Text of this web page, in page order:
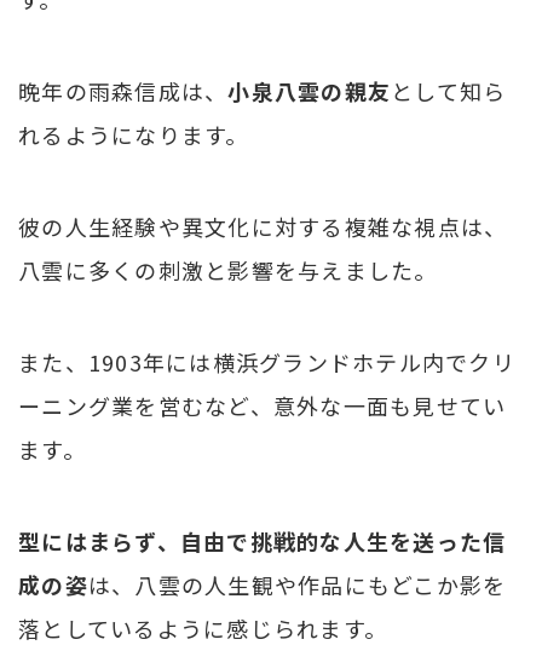
晩年の雨森信成は、小泉八雲の親友として知ら
れるようになります。
彼の人生経験や異文化に対する複雑な視点は、
八雲に多くの刺激と影響を与えました。
また、1903年には横浜グランドホテル内でクリ
ーニング業を営むなど、意外な一面も見せてい
ます。
型にはまらず、自由で挑戦的な人生を送った信
成の姿は、八雲の人生観や作品にもどこか影を
落としているように感じられます。